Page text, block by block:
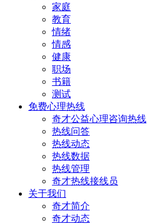
家庭
教育
情绪
情感
健康
职场
书籍
测试
免费心理热线
奇才公益心理咨询热线
热线问答
热线动态
热线数据
热线管理
奇才热线接线员
关于我们
奇才简介
奇才动态